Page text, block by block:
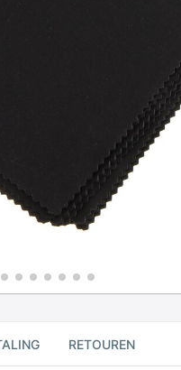
RETOUREN